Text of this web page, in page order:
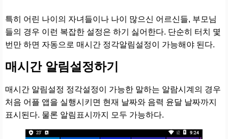
특히 어린 나이의 자녀들이나 나이 많으신 어르신들, 부모님
들의 경우 이런 복잡한 설정은 하기 싫어한다. 단순히 터치 몇
번만 하면 자동으로 매시간 정각알림설정이 가능해야 된다.
매시간 알림설정하기
매시간 알림설정 정각설정이 가능한 말하는 알람시계의 경우
처음 어플 앱을 실행시키면 현재 날짜와 음력 윤달 날짜까지
표시된다. 물론 알림표시까지 모두 가능하다.